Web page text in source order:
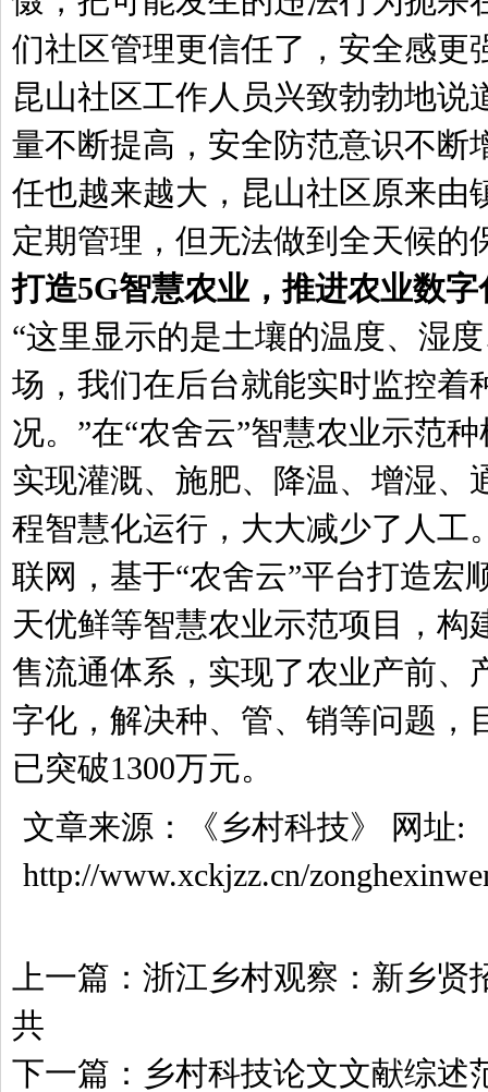
们社区管理更信任了，安全感更
昆山社区工作人员兴致勃勃地说
量不断提高，安全防范意识不断
任也越来越大，昆山社区原来由
定期管理，但无法做到全天候的
打造5G智慧农业，推进农业数字
“这里显示的是土壤的温度、湿
场，我们在后台就能实时监控着
况。”在“农舍云”智慧农业示范
实现灌溉、施肥、降温、增湿、
程智慧化运行，大大减少了人工
联网，基于“农舍云”平台打造宏
天优鲜等智慧农业示范项目，构
售流通体系，实现了农业产前、
字化，解决种、管、销等问题，
已突破1300万元。
文章来源：
《乡村科技》
网址:
http://www.xckjzz.cn/
上一篇： 浙江乡村观察：新乡贤
共
下一篇： 乡村科技论文文献综述